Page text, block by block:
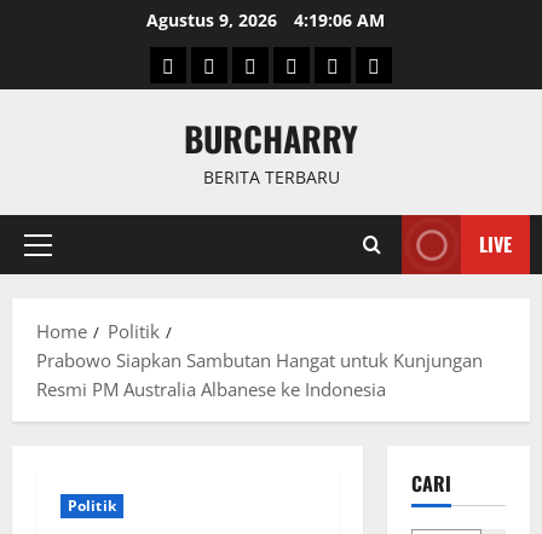
Agustus 9, 2026 4:19:07 AM
BerandaNewsPolitikKeriminal
OlahragaInternasional
BURCHARRY
BERITA TERBARU
Primary
LIVE
Home
Politik
Prabowo Siapkan Sambutan Hangat untuk Kunjungan
Resmi PM Australia Albanese ke Indonesia
Politik
CARI